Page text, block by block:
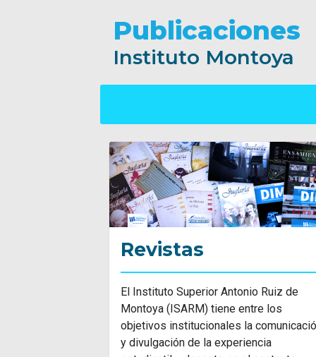
Publicaciones
Instituto Montoya
Revistas
El Instituto Superior Antonio Ruiz de
Montoya (ISARM) tiene entre los
objetivos institucionales la
y divulgación de la experiencia